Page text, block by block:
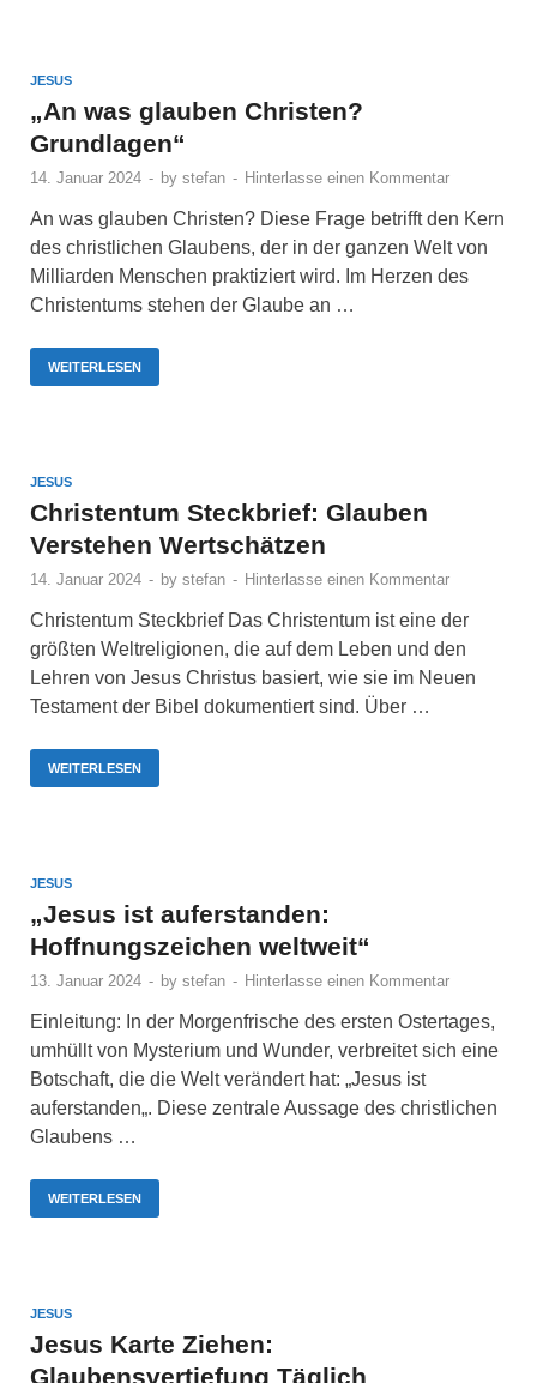
JESUS
„An was glauben Christen?
Grundlagen“
14. Januar 2024 - by stefan - Hinterlasse einen Kommentar
An was glauben Christen? Diese Frage betrifft den Kern
des christlichen Glaubens, der in der ganzen Welt von
Milliarden Menschen praktiziert wird. Im Herzen des
Christentums stehen der Glaube an …
WEITERLESEN
JESUS
Christentum Steckbrief: Glauben
Verstehen Wertschätzen
14. Januar 2024 - by stefan - Hinterlasse einen Kommentar
Christentum Steckbrief Das Christentum ist eine der
größten Weltreligionen, die auf dem Leben und den
Lehren von Jesus Christus basiert, wie sie im Neuen
Testament der Bibel dokumentiert sind. Über …
WEITERLESEN
JESUS
„Jesus ist auferstanden:
Hoffnungszeichen weltweit“
13. Januar 2024 - by stefan - Hinterlasse einen Kommentar
Einleitung: In der Morgenfrische des ersten Ostertages,
umhüllt von Mysterium und Wunder, verbreitet sich eine
Botschaft, die die Welt verändert hat: „Jesus ist
auferstanden„. Diese zentrale Aussage des christlichen
Glaubens …
WEITERLESEN
JESUS
Jesus Karte Ziehen:
Glaubensvertiefung Täglich